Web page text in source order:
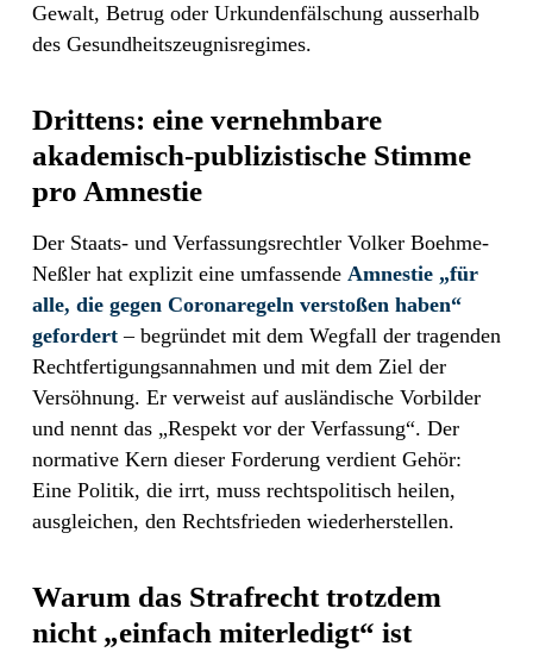
Gewalt, Betrug oder Urkundenfälschung ausserhalb
des Gesundheitszeugnisregimes.
Drittens: eine vernehmbare
akademisch-publizistische Stimme
pro Amnestie
Der Staats- und Verfassungsrechtler Volker Boehme-
Neßler hat explizit eine umfassende Amnestie „für
alle, die gegen Coronaregeln verstoßen haben“
gefordert – begründet mit dem Wegfall der tragenden
Rechtfertigungsannahmen und mit dem Ziel der
Versöhnung. Er verweist auf ausländische Vorbilder
und nennt das „Respekt vor der Verfassung“. Der
normative Kern dieser Forderung verdient Gehör:
Eine Politik, die irrt, muss rechtspolitisch heilen,
ausgleichen, den Rechtsfrieden wiederherstellen.
Warum das Strafrecht trotzdem
nicht „einfach miterledigt“ ist